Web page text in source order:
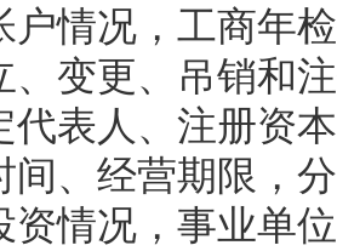
户情况，工商年
、变更、吊销和
代表人、注册资
间、经营期限，
资情况，事业单